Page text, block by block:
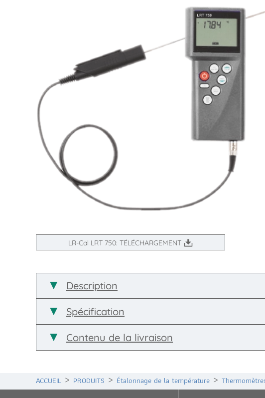
LR-Cal LRT 750: TÉLÉCHARGEMENT
Description
Spécification
Contenu de la livraison
ACCUEIL PRODUITS Étalonnage de la température